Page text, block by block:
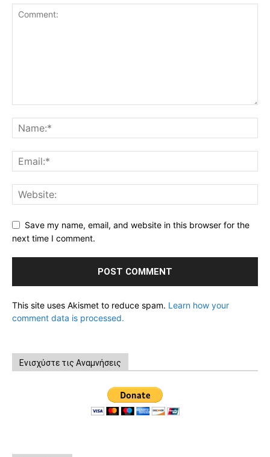
Save my name, email, and website in this browser for the
next time I comment.
This site uses Akismet to reduce spam. Learn how your
comment data is processed.
Ενισχύστε τις Αναμνήσεις